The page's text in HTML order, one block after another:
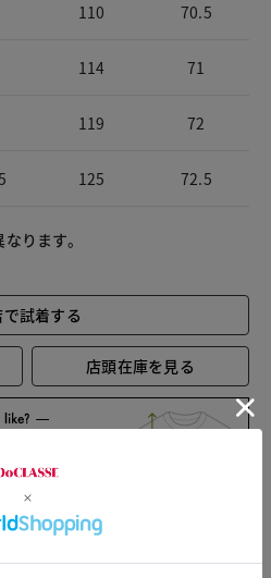
110 70.5
114 71
119 72
125 72.5
ります。
で試着する
店頭在庫を見る